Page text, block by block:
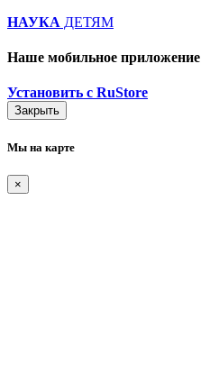
НАУКА ДЕТЯМ
Наше мобильное приложение
Установить с RuStore
Закрыть
Мы на карте
×